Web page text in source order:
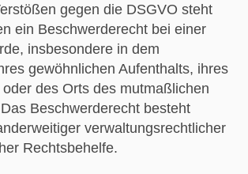
gegen die DSGVO steht
ein Beschwerderecht bei einer
insbesondere in dem
gewöhnlichen Aufenthalts, ihres
des Orts des mutmaßlichen
Beschwerderecht besteht
verwaltungsrechtlicher
Rechtsbehelfe.